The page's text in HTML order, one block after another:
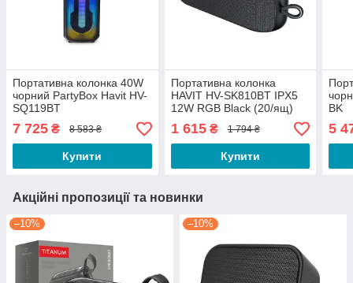
Портативна колонка 40W
чорний PartyBox Havit HV-
SQ119BT
7 725 ₴ 8 583 ₴
Купити
Портативна колонка
HAVIT HV-SK810BT IPX5
12W RGB Black (20/ящ)
1 615₴ 1 794 ₴
Купити
BK
5
Акційні пропозиції та новинки
–10% –10%